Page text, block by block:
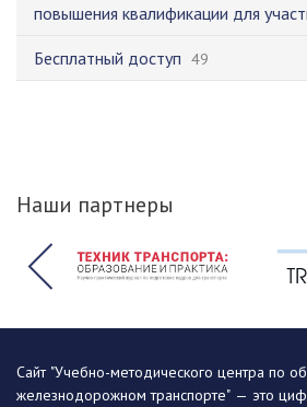
повышения квалификации для
Бесплатный доступ 49
Наши партнеры
Сайт "Учебно-методического центра по
железнодорожном транспорте" — это